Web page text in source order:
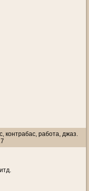
контрабас, работа, джаз.